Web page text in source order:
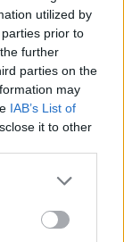
utilized by
prior to
further
parties on the
may
IAB’s List of
it to other
nga
Në
vjeçare jam…